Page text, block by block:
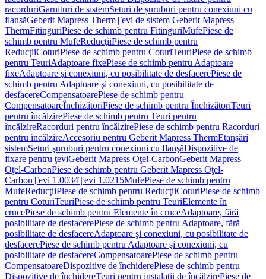
racorduriGarnituri de sistemSeturi de șuruburi pentru conexiuni cu
flanșăGeberit Mapress ThermŢevi de sistem Geberit Mapress
ThermFitinguriPiese de schimb pentru FitinguriMufePiese de
schimb pentru MufeReducţiiPiese de schimb pentru
ReducţiiCoturiPiese de schimb pentru CoturiTeuriPiese de schimb
pentru TeuriAdaptoare fixePiese de schimb pentru Adaptoare
fixeAdaptoare şi conexiuni, cu posibilitate de desfacerePiese de
schimb pentru Adaptoare şi conexiuni, cu posibilitate de
desfacereCompensatoarePiese de schimb pentru
CompensatoareÎnchizătoriPiese de schimb pentru ÎnchizătoriTeuri
pentru încălzirePiese de schimb pentru Teuri pentru
încălzireRacorduri pentru încălzirePiese de schimb pentru Racorduri
pentru încălzireAccesoriu pentru Geberit Mapress ThermEtanşări
sistemSeturi şuruburi pentru conexiuni cu flanşăDispozitive de
fixare pentru ţeviGeberit Mapress Oţel-CarbonGeberit Mapress
Oţel-CarbonPiese de schimb pentru Geberit Mapress Oţel-
CarbonŢevi 1.0034Ţevi 1.0215MufePiese de schimb pentru
MufeReducţiiPiese de schimb pentru ReducţiiCoturiPiese de schimb
pentru CoturiTeuriPiese de schimb pentru TeuriElemente în
crucePiese de schimb pentru Elemente în cruceAdaptoare, fără
posibilitate de desfacerePiese de schimb pentru Adaptoare, fără
posibilitate de desfacereAdaptoare şi conexiuni, cu posibilitate de
desfacerePiese de schimb pentru Adaptoare şi conexiuni, cu
posibilitate de desfacereCompensatoarePiese de schimb pentru
CompensatoareDispozitive de închiderePiese de schimb pentru
Dispozitive de închidereTeuri pentru instalaţii de încălzirePiese de